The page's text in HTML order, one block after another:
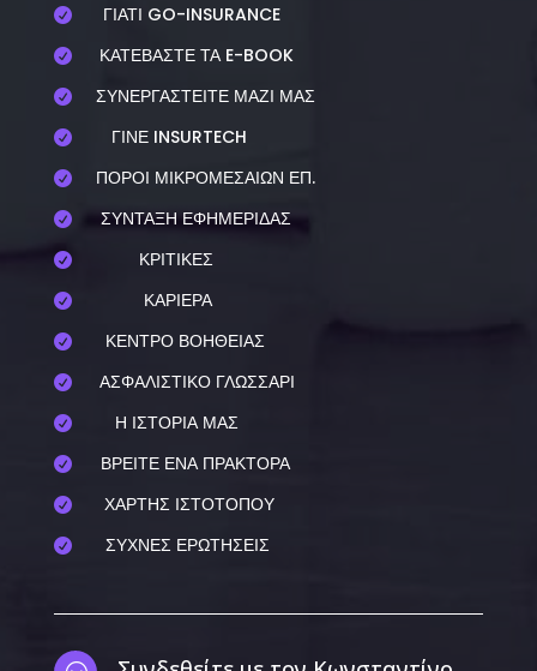
 ΓΙΑΤΙ GO-INSURANCE
 ΚΑΤΕΒΑΣΤΕ ΤΑ E-BOOK
 ΣΥΝΕΡΓΑΣΤΕΙΤΕ ΜΑΖΙ ΜΑΣ
 ΓΙΝΕ INSURTECH
 ΠΟΡΟΙ ΜΙΚΡΟΜΕΣΑΙΩΝ ΕΠ.
 ΣΥΝΤΑΞΗ ΕΦΗΜΕΡΙΔΑΣ
 ΚΡΙΤΙΚΕΣ
 ΚΑΡΙΕΡΑ
 ΚΕΝΤΡΟ ΒΟΗΘΕΙΑΣ
 ΑΣΦΑΛΙΣΤΙΚΟ ΓΛΩΣΣΑΡΙ
 Η ΙΣΤΟΡΙΑ ΜΑΣ
 ΒΡΕΙΤΕ ΕΝΑ ΠΡΑΚΤΟΡΑ
 ΧΑΡΤΗΣ ΙΣΤΟΤΟΠΟΥ
 ΣΥΧΝΕΣ ΕΡΩΤΗΣΕΙΣ